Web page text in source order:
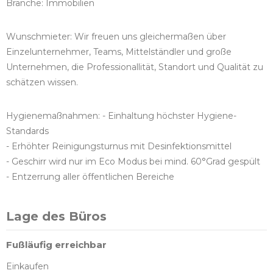
Branche: Immobilien
Wunschmieter: Wir freuen uns gleichermaßen über
Einzelunternehmer, Teams, Mittelständler und große
Unternehmen, die Professionallität, Standort und Qualität zu
schätzen wissen.
Hygienemaßnahmen: - Einhaltung höchster Hygiene-
Standards
- Erhöhter Reinigungsturnus mit Desinfektionsmittel
- Geschirr wird nur im Eco Modus bei mind. 60°Grad gespült
- Entzerrung aller öffentlichen Bereiche
Lage des Büros
Fußläufig erreichbar
Einkaufen